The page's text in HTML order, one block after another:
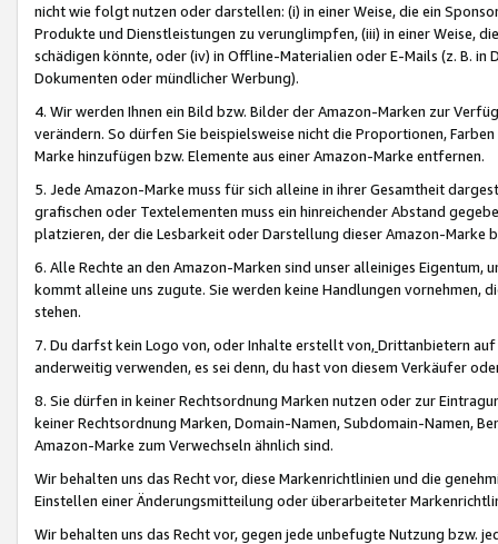
nicht wie folgt nutzen oder darstellen: (i) in einer Weise, die ein
Produkte und Dienstleistungen zu verunglimpfen, (iii) in einer Weise,
schädigen könnte, oder (iv) in Offline-Materialien oder E-Mails (z. B. in
Dokumenten oder mündlicher Werbung).
4. Wir werden Ihnen ein Bild bzw. Bilder der Amazon-Marken zur
verändern. So dürfen Sie beispielsweise nicht die Proportionen,
Marke hinzufügen bzw. Elemente aus einer Amazon-Marke entfernen.
5. Jede Amazon-Marke muss für sich alleine in ihrer Gesamtheit
grafischen oder Textelementen muss ein hinreichender Abstand
platzieren, der die Lesbarkeit oder Darstellung dieser Amazon-Marke
6. Alle Rechte an den Amazon-Marken sind unser alleiniges
kommt alleine uns zugute. Sie werden keine Handlungen vornehmen,
stehen.
7. Du darfst kein Logo von, oder Inhalte erstellt von,Drittanbietern auf
anderweitig verwenden, es sei denn, du hast von diesem Verkäufer
8. Sie dürfen in keiner Rechtsordnung Marken nutzen oder zur
keiner Rechtsordnung Marken, Domain-Namen, Subdomain-Namen,
Amazon-Marke zum Verwechseln ähnlich sind.
Wir behalten uns das Recht vor, diese Markenrichtlinien und die
Einstellen einer Änderungsmitteilung oder überarbeiteter
Wir behalten uns das Recht vor, gegen jede unbefugte Nutzung bzw.